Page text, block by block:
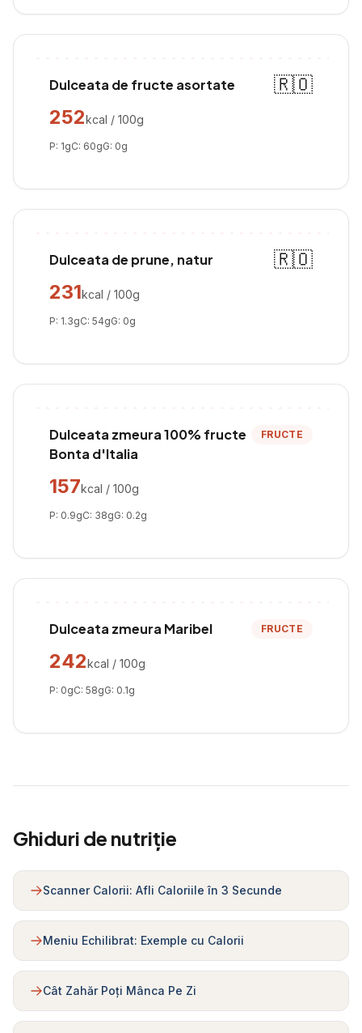
Dulceata de fructe asortate
🇷🇴
252kcal / 100g
P: 1gC: 60gG: 0g
Dulceata de prune, natur
🇷🇴
231kcal / 100g
P: 1.3gC: 54gG: 0g
Dulceata zmeura 100% fructe
Bonta d'Italia
FRUCTE
157kcal / 100g
P: 0.9gC: 38gG: 0.2g
Dulceata zmeura Maribel FRUCTE
242kcal / 100g
P: 0gC: 58gG: 0.1g
Ghiduri de nutriție
Scanner Calorii: Afli Caloriile în 3 Secunde
Meniu Echilibrat: Exemple cu Calorii
Cât Zahăr Poți Mânca Pe Zi